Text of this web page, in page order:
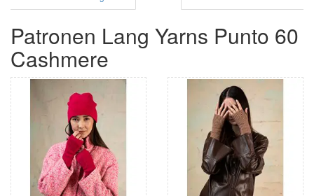
Patronen Lang Yarns Punto 60
Cashmere